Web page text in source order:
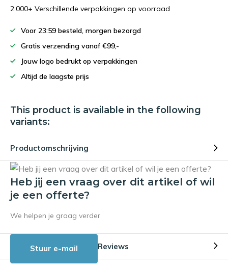
2.000+ Verschillende verpakkingen op voorraad
Voor 23:59 besteld, morgen bezorgd
Gratis verzending vanaf €99,-
Jouw logo bedrukt op verpakkingen
Altijd de laagste prijs
This product is available in the following
variants:
Productomschrijving
Heb jij een vraag over dit artikel of wil
je een offerte?
We helpen je graag verder
Stuur e-mail Reviews